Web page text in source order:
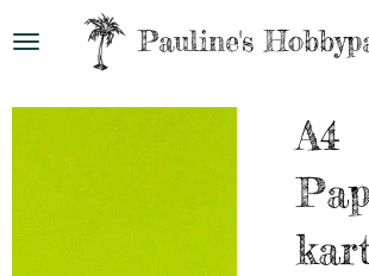
Ga
Pauline's
A4